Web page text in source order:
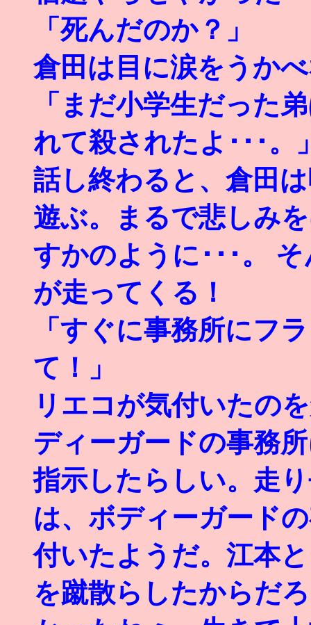
「死んだのか？」
倉田は目に涙をうか
「まだ小学生だった
れて殺されたよ･･･。
話し終わると、倉田
遊ぶ。まるで悲しみ
すかのように･･･。
が走ってくる！
「すぐに事務所にフ
て！」
リエコが気付いたの
ディーガードの事務
指示したらしい。走
は、ボディーガード
付いたようだ。江本
を蹴散らしたからだ